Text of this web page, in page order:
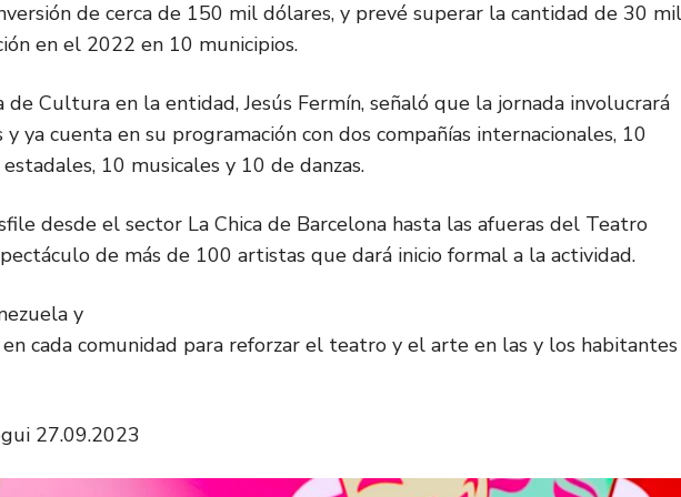
de cerca de 150 mil dólares, y prevé superar la cantidad de 30 mil
en el 2022 en 10 municipios.
Cultura en la entidad, Jesús Fermín, señaló que la jornada involucrará
ya cuenta en su programación con dos compañías internacionales, 10
10 musicales y 10 de danzas.
desde el sector La Chica de Barcelona hasta las afueras del Teatro
de más de 100 artistas que dará inicio formal a la actividad.
y
cada comunidad para reforzar el teatro y el arte en las y los
27.09.2023